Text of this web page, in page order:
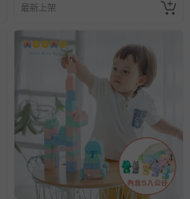
最新上架